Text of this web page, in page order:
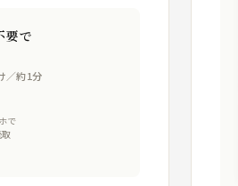
要で
／約1分
で
取